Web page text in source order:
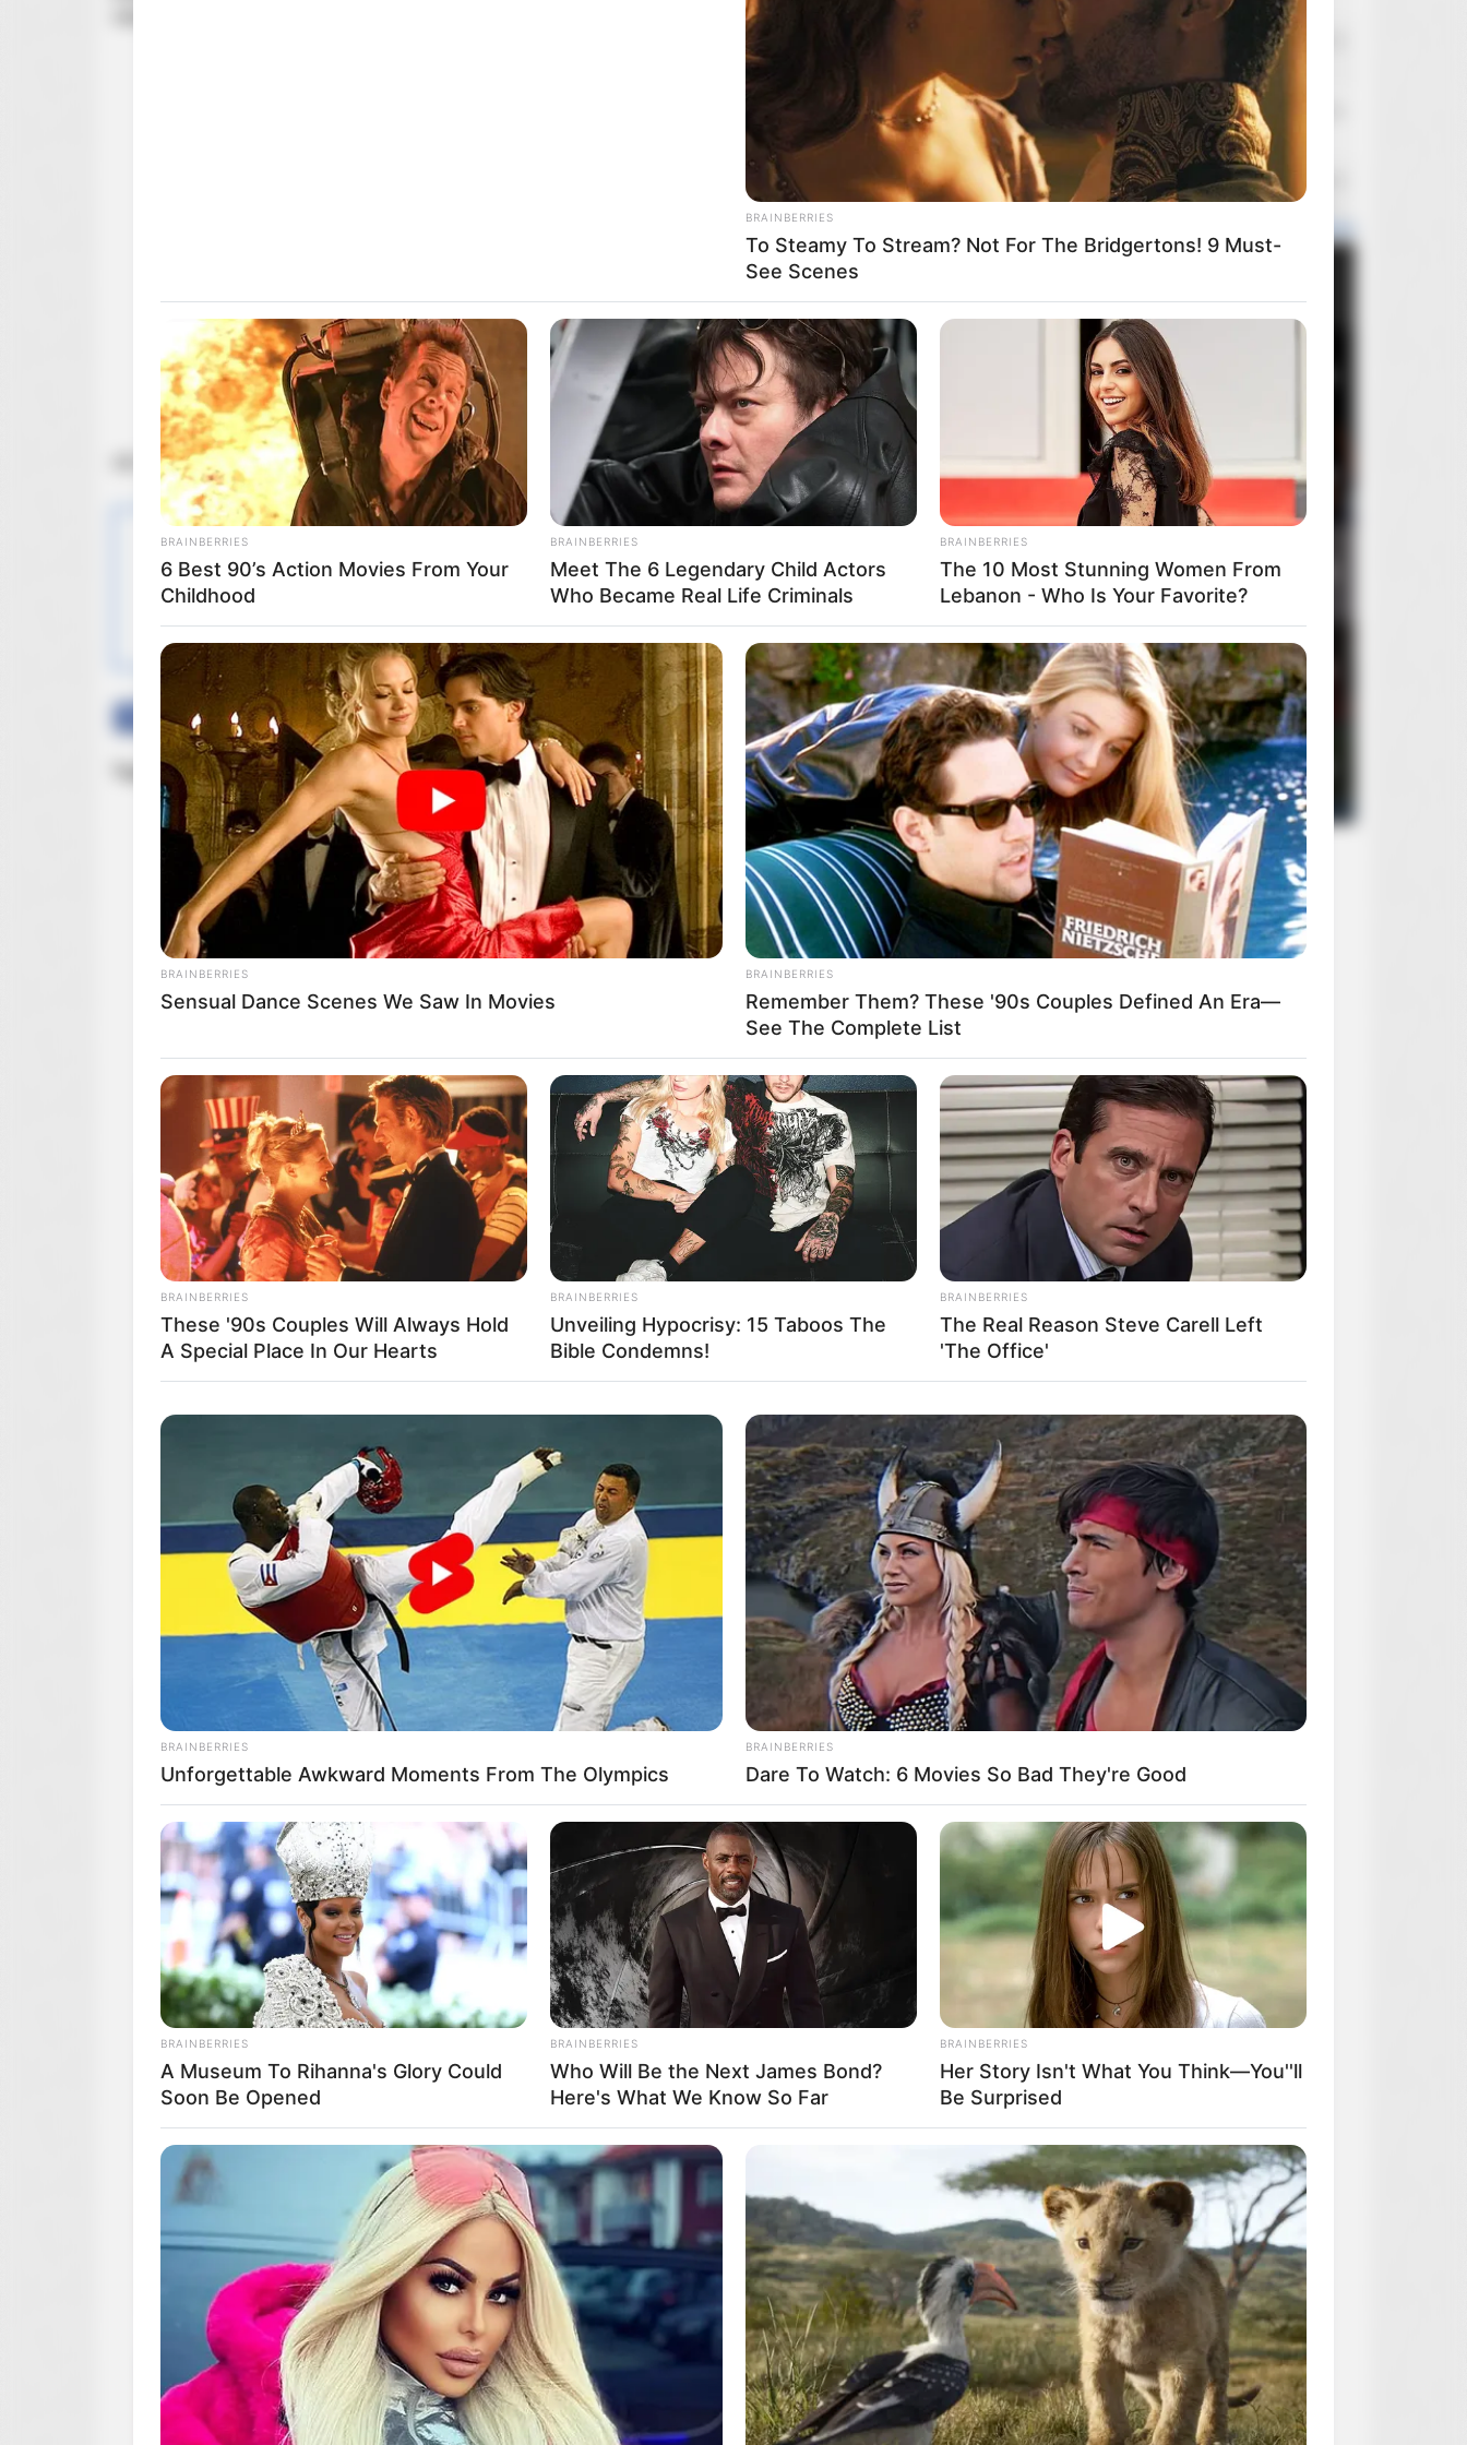
zdj. IMDB
OBSERWUJ NAS W GOOGLE NEWS, BY BYĆ NA BIEŻĄCO!
Facebook Twitter Google+
Disney Filmy Marvel Marvel Studios Victoria Alonso
kłapouchy Dzisiaj o 10:15
Wojciech Has
Dzisiaj o 9:24
Pedro Almodovar
Mefisto Dzisiaj o 2:44
Miesiąca Roku Ogółem
Brutalista
2 Rocky Horror Picture Show
3 Zaklinacz deszczu
4 30 Days Of Night
50 pierwszych randek
BRAINBERRIES
To Steamy To Stream? Not For The Bridgertons! 9 Must-
See Scenes
BRAINBERRIES
6 Best 90’s Action Movies From Your
Childhood
BRAINBERRIES
Meet The 6 Legendary Child Actors
Who Became Real Life Criminals
BRAINBERRIES
The 10 Most Stunning Women From
Lebanon - Who Is Your Favorite?
BRAINBERRIES
Sensual Dance Scenes We Saw In Movies
BRAINBERRIES
Remember Them? These '90s Couples Defined An Era—
See The Complete List
BRAINBERRIES
These '90s Couples Will Always Hold
A Special Place In Our Hearts
BRAINBERRIES
Unveiling Hypocrisy: 15 Taboos The
Bible Condemns!
BRAINBERRIES
The Real Reason Steve Carell Left
'The Office'
BRAINBERRIES
Unforgettable Awkward Moments From The Olympics
BRAINBERRIES
Dare To Watch: 6 Movies So Bad They're Good
BRAINBERRIES
A Museum To Rihanna's Glory Could
Soon Be Opened
BRAINBERRIES
Who Will Be the Next James Bond?
Here's What We Know So Far
BRAINBERRIES
Her Story Isn't What You Think—You''ll
Be Surprised